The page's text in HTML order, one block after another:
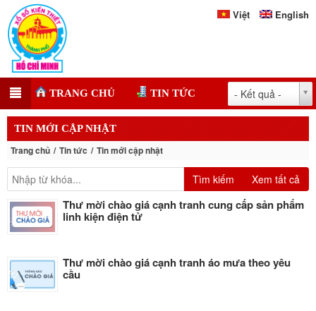
Việt English
TRANG CHỦ TIN TỨC - Kết quả -
TIN MỚI CẬP NHẬT
Trang chủ Tin tức Tin mới cập nhật
Tìm kiếm Xem tất cả
Thư mời chào giá cạnh tranh cung cấp sản phẩm
linh kiện điện tử
Thư mời chào giá cạnh tranh áo mưa theo yêu
cầu